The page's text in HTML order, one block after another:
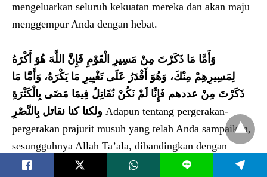
mengeluarkan seluruh kekuatan mereka dan akan maju
menggempur Anda dengan hebat.
وَأَمَّا مَا ذَكَرْتَ مِنْ مَسِيرِ الْقَوْمِ فَإِنَّ اللَّهَ هُوَ أَكْرَهُ
لِمَسِيرِهِمْ مِنْكَ، وَهُوَ أَقْدَرُ عَلَى تَغْيِيرِ مَا يَكْرَهُ، وَأَمَّا مَا
ذَكَرْتَ مِنْ عددهم فَإِنَّا لَمْ نَكُنْ نُقَاتِلُ فِيمَا مَضَى بِالْكَثْرَةِ
ولكنا كنا نقاتل بِالنَّصْرِ Adapun tentang pergerakan-
pergerakan prajurit musuh yang telah Anda sampaikan,
sesungguhnya Allah Ta’ala, dibandingkan dengan
pergerakan Anda, memandang pergerakan musuh
L